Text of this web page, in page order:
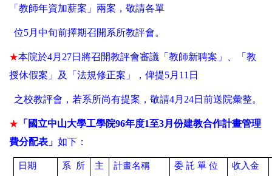
「教師年資加薪案」兩案，敬請各單
位5月中旬前擇期召開系所教評會。
★本院於4月 27日將召開教評會審議「教師新聘案」、「教
授休假案」及「法規修正案」，俾提5月 11 日
之校教評會，若系所尚有提案，敬請4月 24日前送院彙整。
★ 「國立中山大學工學院96年度1至3月份建教合作計畫管理
費分配表」 如下：
日期 系 所
主
計畫名稱 委 託 單 位
收入金